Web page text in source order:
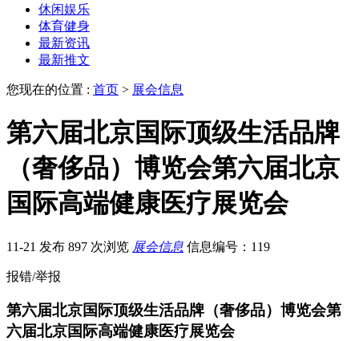
休闲娱乐
体育健身
最新资讯
最新推文
您现在的位置 : 首页 > 展会信息
第六届北京国际顶级生活品牌
（奢侈品）博览会第六届北京
国际高端健康医疗展览会
11-21 发布 897 次浏览 展会信息 信息编号：119
报错/举报
第六届北京国际顶级生活品牌（奢侈品）博览会第
六届北京国际高端健康医疗展览会